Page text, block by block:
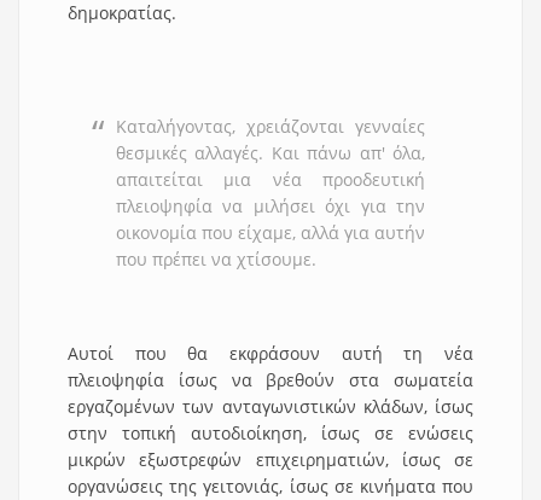
δημοκρατίας.
Καταλήγοντας, χρειάζονται γενναίες
θεσμικές αλλαγές. Και πάνω απ' όλα,
απαιτείται μια νέα προοδευτική
πλειοψηφία να μιλήσει όχι για την
οικονομία που είχαμε, αλλά για αυτήν
που πρέπει να χτίσουμε.
Αυτοί που θα εκφράσουν αυτή τη νέα
πλειοψηφία ίσως να βρεθούν στα σωματεία
εργαζομένων των ανταγωνιστικών κλάδων, ίσως
στην τοπική αυτοδιοίκηση, ίσως σε ενώσεις
μικρών εξωστρεφών επιχειρηματιών, ίσως σε
οργανώσεις της γειτονιάς, ίσως σε κινήματα που